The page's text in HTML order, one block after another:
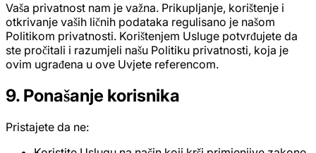
Vaša privatnost nam je važna. Prikupljanje, korištenje i
otkrivanje vaših ličnih podataka regulisano je našom
Politikom privatnosti. Korištenjem Usluge potvrđujete da
ste pročitali i razumjeli našu Politiku privatnosti, koja je
ovim ugrađena u ove Uvjete referencom.
9. Ponašanje korisnika
Pristajete da ne: